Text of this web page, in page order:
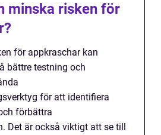
minska risken för
för appkraschar kan
bättre testning och
för att identifiera
förbättra
Det är också viktigt att se till